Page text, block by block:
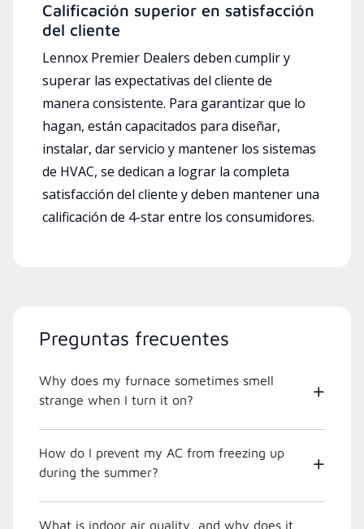
Calificación superior en satisfacción
del cliente
Lennox Premier Dealers deben cumplir y
superar las expectativas del cliente de
manera consistente. Para garantizar que lo
hagan, están capacitados para diseñar,
instalar, dar servicio y mantener los sistemas
de HVAC, se dedican a lograr la completa
satisfacción del cliente y deben mantener una
calificación de 4-star entre los consumidores.
Preguntas frecuentes
Why does my furnace sometimes smell
strange when I turn it on?
How do I prevent my AC from freezing up
during the summer?
What is indoor air quality, and why does it